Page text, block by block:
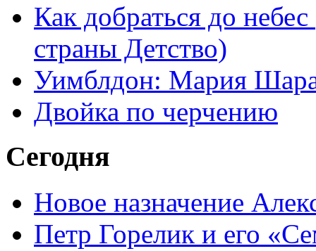
Как добраться до
страны Детство)
Уимблдон: Мария
Двойка по черчению
Сегодня
Новое назначение
Петр Горелик и его